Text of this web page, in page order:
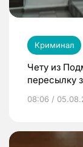
Криминал
Чету из
пересылку
08:06 /